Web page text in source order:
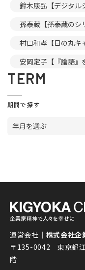
鈴木康弘【デジタル
孫泰蔵【孫泰蔵のシ
村口和孝【日の丸キ
安岡定子【『論語』
TERM
期間で探す
年月を選ぶ
運営会社｜ 株式会社企
〒135-0042 東京都江
階